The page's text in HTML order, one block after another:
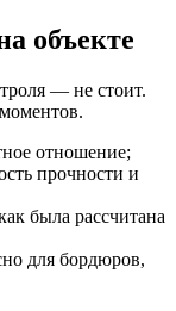
объекте
— не стоит.
отношение;
прочности и
была рассчитана
для бордюров,